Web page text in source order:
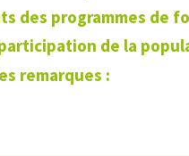
des programmes de
de la
remarques :